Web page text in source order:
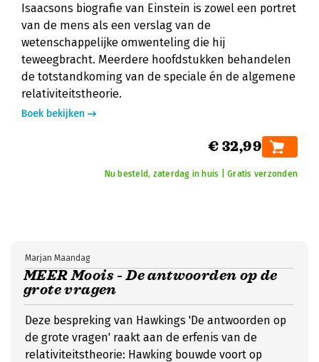
Isaacsons biografie van Einstein is zowel een portret
van de mens als een verslag van de
wetenschappelijke omwenteling die hij
teweegbracht. Meerdere hoofdstukken behandelen
de totstandkoming van de speciale én de algemene
relativiteitstheorie.
Boek bekijken
€ 32,99
Nu besteld, zaterdag in huis | Gratis verzonden
MEER Moois - De antwoorden op de
grote vragen
Marjan Maandag
Deze bespreking van Hawkings 'De antwoorden op
de grote vragen' raakt aan de erfenis van de
relativiteitstheorie: Hawking bouwde voort op